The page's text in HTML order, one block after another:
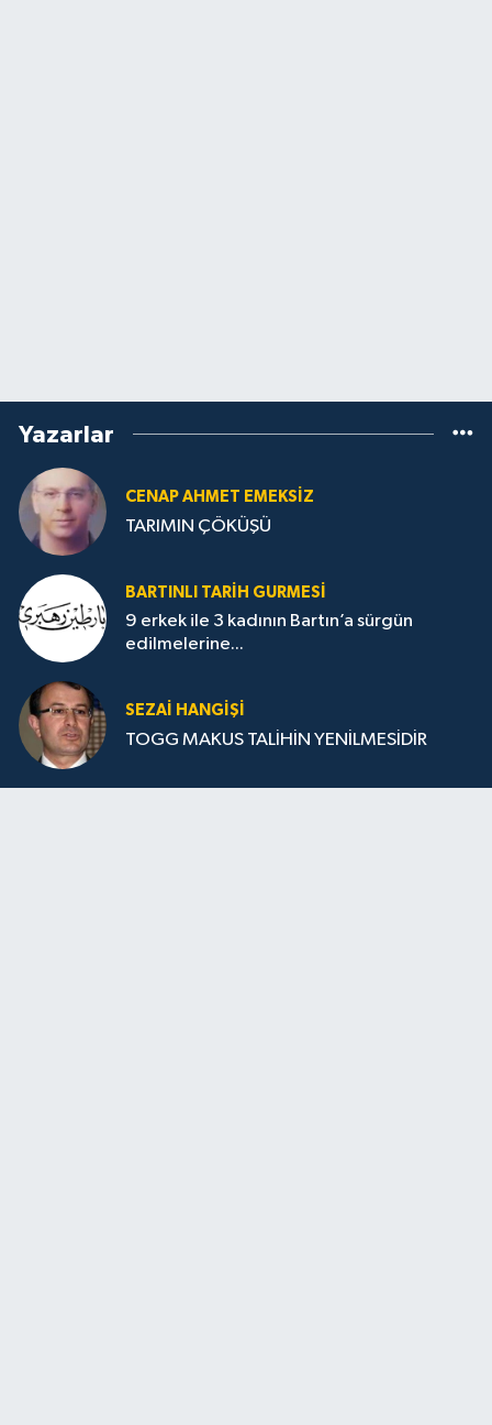
Yazarlar
CENAP AHMET EMEKSİZ
TARIMIN ÇÖKÜŞÜ
BARTINLI TARIH GURMESI
9 erkek ile 3 kadının Bartın’a sürgün
edilmelerine...
SEZAI HANGİŞİ
TOGG MAKUS TALİHİN YENİLMESİDİR